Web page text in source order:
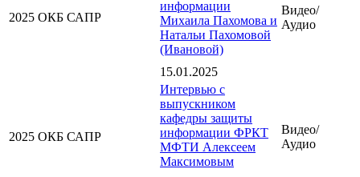
2025 ОКБ САПР
информации
Михаила Пахомова и
Натальи Пахомовой
(Ивановой)
15.01.2025
Видео/
Аудио
2025 ОКБ САПР
Интервью с
выпускником
кафедры защиты
информации ФРКТ
МФТИ Алексеем
Максимовым
Видео/
Аудио